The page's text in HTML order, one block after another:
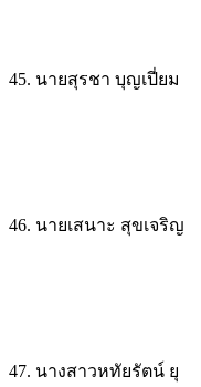
45. นายสุรชา บุญเปี่ยม
46. นายเสนาะ สุขเจริญ
47. นางสาวหทัยรัตน์ ยุ